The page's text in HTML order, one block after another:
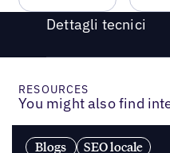
Dettagli tecnici
RESOURCES
You might also find
Blogs SEO locale